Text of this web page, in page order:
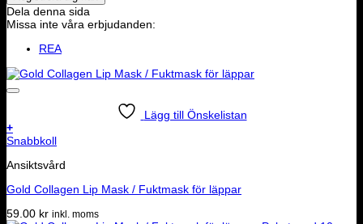
Dela denna sida
Missa inte våra erbjudanden:
REA
Lägg till Önskelistan
+
Snabbkoll
Ansiktsvård
Gold Collagen Lip Mask / Fuktmask för läppar
59.00 kr inkl. moms